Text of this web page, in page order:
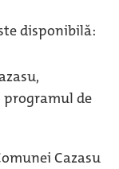
disponibilă:
programul de
Cazasu